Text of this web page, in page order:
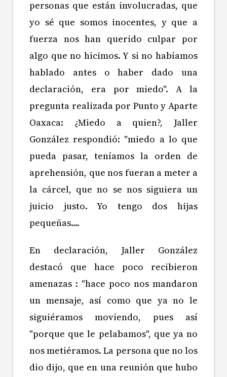
personas que están involucradas, que
yo sé que somos inocentes, y que a
fuerza nos han querido culpar por
algo que no hicimos. Y si no habíamos
hablado antes o haber dado una
declaración, era por miedo". A la
pregunta realizada por Punto y Aparte
Oaxaca: ¿Miedo a quien?, Jaller
González respondió: "miedo a lo que
pueda pasar, teníamos la orden de
aprehensión, que nos fueran a meter a
la cárcel, que no se nos siguiera un
juicio justo. Yo tengo dos hijas
pequeñas....
En declaración, Jaller González
destacó que hace poco recibieron
amenazas : "hace poco nos mandaron
un mensaje, así como que ya no le
siguiéramos moviendo, pues así
"porque que le pelabamos", que ya no
nos metiéramos. La persona que no los
dio dijo, que en una reunión que hubo